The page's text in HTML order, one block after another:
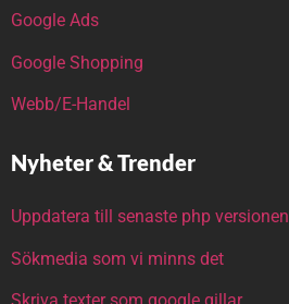
Google Ads
Google Shopping
Webb/E-Handel
Nyheter & Trender
Uppdatera till senaste php versionen
Sökmedia som vi minns det